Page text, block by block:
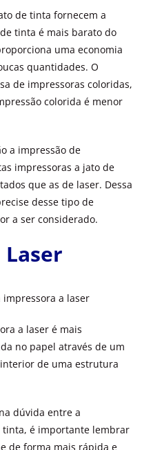
de tinta fornecem a
tinta é mais barato do
uma economia
quantidades. O
de impressoras coloridas,
colorida é menor
a impressão de
impressoras a jato de
que as de laser. Dessa
desse tipo de
a ser considerado.
a laser é mais
no papel através de um
de uma estrutura
dúvida entre a
tinta, é importante lembrar
de forma mais rápida e